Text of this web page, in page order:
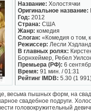
Название: Холостячки
Оригинальное название:
Год: 2012
Страна: США
Жанр: комедия
Слоган: «Комедия о том,
Режиссер: Лесли Хэдланд
В главных ролях:
Борнхеймер, Ребел
Премьера (РФ): 6
Время: 91 мин. / 01:31
Рейтинг IMDB: 5.30 (1
весьма пышных форм, на
свадебное подруги.
головокружительный